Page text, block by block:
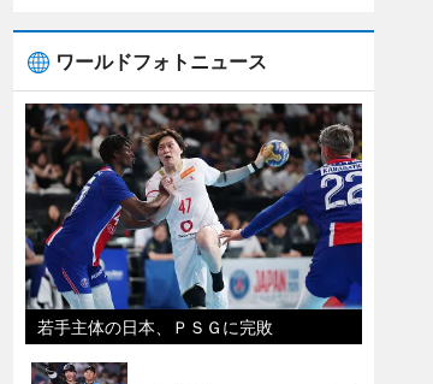
ワールドフォトニュース
若手主体の日本、ＰＳＧに完敗